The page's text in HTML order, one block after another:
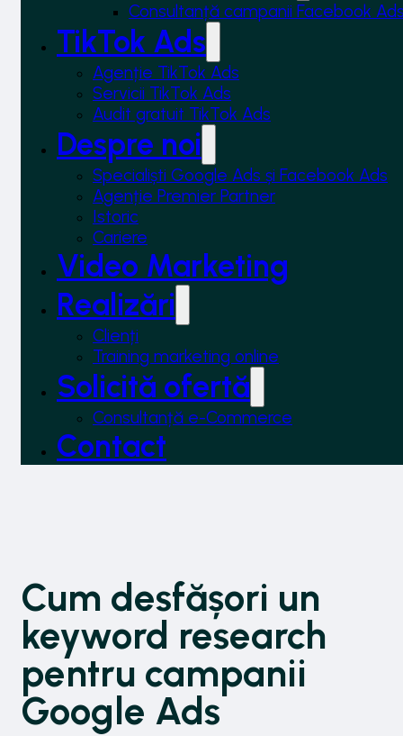
Consultanță campanii Facebook
TikTok Ads
Agenție TikTok Ads
Servicii TikTok Ads
Audit gratuit TikTok Ads
Despre noi
Specialiști Google Ads și Facebook Ads
Agenție Premier Partner
Istoric
Cariere
Video Marketing
Realizări
Clienți
Training marketing online
Solicită ofertă
Consultanță e-Commerce
Contact
Cum desfășori un
keyword research
pentru campanii
Google Ads